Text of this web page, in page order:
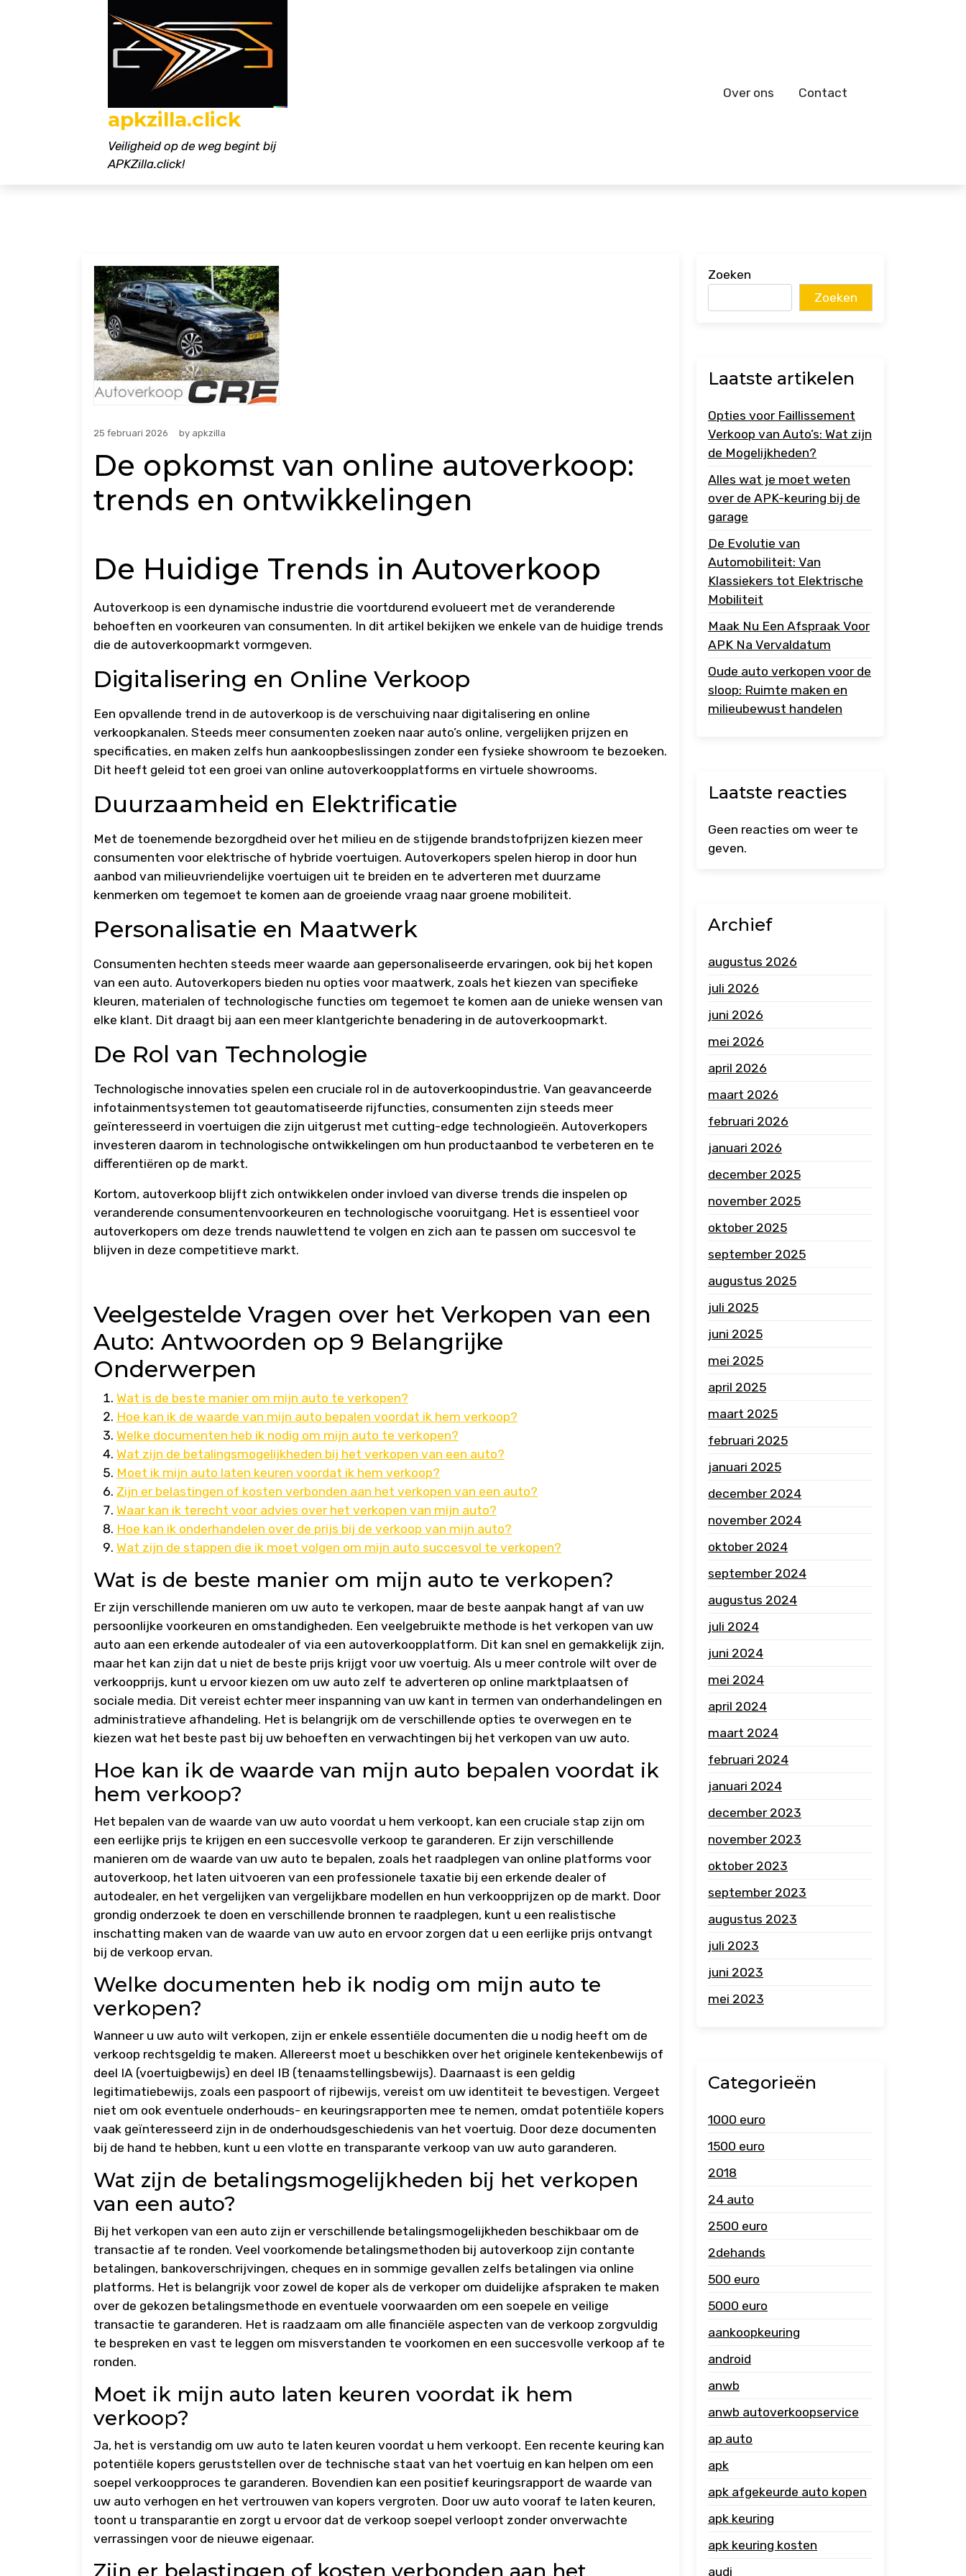
apkzilla.click
Veiligheid op de weg begint bij
APKZilla.click!
Over ons Contact
25 februari 2026 by apkzilla
De opkomst van online autoverkoop:
trends en ontwikkelingen
De Huidige Trends in Autoverkoop
Autoverkoop is een dynamische industrie die voortdurend evolueert met de veranderende
behoeften en voorkeuren van consumenten. In dit artikel bekijken we enkele van de huidige trends
die de autoverkoopmarkt vormgeven.
Digitalisering en Online Verkoop
Een opvallende trend in de autoverkoop is de verschuiving naar digitalisering en online
verkoopkanalen. Steeds meer consumenten zoeken naar auto’s online, vergelijken prijzen en
specificaties, en maken zelfs hun aankoopbeslissingen zonder een fysieke showroom te bezoeken.
Dit heeft geleid tot een groei van online autoverkoopplatforms en virtuele showrooms.
Duurzaamheid en Elektrificatie
Met de toenemende bezorgdheid over het milieu en de stijgende brandstofprijzen kiezen meer
consumenten voor elektrische of hybride voertuigen. Autoverkopers spelen hierop in door hun
aanbod van milieuvriendelijke voertuigen uit te breiden en te adverteren met duurzame
kenmerken om tegemoet te komen aan de groeiende vraag naar groene mobiliteit.
Personalisatie en Maatwerk
Consumenten hechten steeds meer waarde aan gepersonaliseerde ervaringen, ook bij het kopen
van een auto. Autoverkopers bieden nu opties voor maatwerk, zoals het kiezen van specifieke
kleuren, materialen of technologische functies om tegemoet te komen aan de unieke wensen van
elke klant. Dit draagt bij aan een meer klantgerichte benadering in de autoverkoopmarkt.
De Rol van Technologie
Technologische innovaties spelen een cruciale rol in de autoverkoopindustrie. Van geavanceerde
infotainmentsystemen tot geautomatiseerde rijfuncties, consumenten zijn steeds meer
geïnteresseerd in voertuigen die zijn uitgerust met cutting-edge technologieën. Autoverkopers
investeren daarom in technologische ontwikkelingen om hun productaanbod te verbeteren en te
differentiëren op de markt.
Kortom, autoverkoop blijft zich ontwikkelen onder invloed van diverse trends die inspelen op
veranderende consumentenvoorkeuren en technologische vooruitgang. Het is essentieel voor
autoverkopers om deze trends nauwlettend te volgen en zich aan te passen om succesvol te
blijven in deze competitieve markt.
Veelgestelde Vragen over het Verkopen van een
Auto: Antwoorden op 9 Belangrijke
Onderwerpen
Wat is de beste manier om mijn auto te verkopen?
Hoe kan ik de waarde van mijn auto bepalen voordat ik hem verkoop?
Welke documenten heb ik nodig om mijn auto te verkopen?
Wat zijn de betalingsmogelijkheden bij het verkopen van een auto?
Moet ik mijn auto laten keuren voordat ik hem verkoop?
Zijn er belastingen of kosten verbonden aan het verkopen van een auto?
Waar kan ik terecht voor advies over het verkopen van mijn auto?
Hoe kan ik onderhandelen over de prijs bij de verkoop van mijn auto?
Wat zijn de stappen die ik moet volgen om mijn auto succesvol te verkopen?
Wat is de beste manier om mijn auto te verkopen?
Er zijn verschillende manieren om uw auto te verkopen, maar de beste aanpak hangt af van uw
persoonlijke voorkeuren en omstandigheden. Een veelgebruikte methode is het verkopen van uw
auto aan een erkende autodealer of via een autoverkoopplatform. Dit kan snel en gemakkelijk zijn,
maar het kan zijn dat u niet de beste prijs krijgt voor uw voertuig. Als u meer controle wilt over de
verkoopprijs, kunt u ervoor kiezen om uw auto zelf te adverteren op online marktplaatsen of
sociale media. Dit vereist echter meer inspanning van uw kant in termen van onderhandelingen en
administratieve afhandeling. Het is belangrijk om de verschillende opties te overwegen en te
kiezen wat het beste past bij uw behoeften en verwachtingen bij het verkopen van uw auto.
Hoe kan ik de waarde van mijn auto bepalen voordat ik
hem verkoop?
Het bepalen van de waarde van uw auto voordat u hem verkoopt, kan een cruciale stap zijn om
een eerlijke prijs te krijgen en een succesvolle verkoop te garanderen. Er zijn verschillende
manieren om de waarde van uw auto te bepalen, zoals het raadplegen van online platforms voor
autoverkoop, het laten uitvoeren van een professionele taxatie bij een erkende dealer of
autodealer, en het vergelijken van vergelijkbare modellen en hun verkoopprijzen op de markt. Door
grondig onderzoek te doen en verschillende bronnen te raadplegen, kunt u een realistische
inschatting maken van de waarde van uw auto en ervoor zorgen dat u een eerlijke prijs ontvangt
bij de verkoop ervan.
Welke documenten heb ik nodig om mijn auto te
verkopen?
Wanneer u uw auto wilt verkopen, zijn er enkele essentiële documenten die u nodig heeft om de
verkoop rechtsgeldig te maken. Allereerst moet u beschikken over het originele kentekenbewijs of
deel IA (voertuigbewijs) en deel IB (tenaamstellingsbewijs). Daarnaast is een geldig
legitimatiebewijs, zoals een paspoort of rijbewijs, vereist om uw identiteit te bevestigen. Vergeet
niet om ook eventuele onderhouds- en keuringsrapporten mee te nemen, omdat potentiële kopers
vaak geïnteresseerd zijn in de onderhoudsgeschiedenis van het voertuig. Door deze documenten
bij de hand te hebben, kunt u een vlotte en transparante verkoop van uw auto garanderen.
Wat zijn de betalingsmogelijkheden bij het verkopen
van een auto?
Bij het verkopen van een auto zijn er verschillende betalingsmogelijkheden beschikbaar om de
transactie af te ronden. Veel voorkomende betalingsmethoden bij autoverkoop zijn contante
betalingen, bankoverschrijvingen, cheques en in sommige gevallen zelfs betalingen via online
platforms. Het is belangrijk voor zowel de koper als de verkoper om duidelijke afspraken te maken
over de gekozen betalingsmethode en eventuele voorwaarden om een soepele en veilige
transactie te garanderen. Het is raadzaam om alle financiële aspecten van de verkoop zorgvuldig
te bespreken en vast te leggen om misverstanden te voorkomen en een succesvolle verkoop af te
ronden.
Moet ik mijn auto laten keuren voordat ik hem
verkoop?
Ja, het is verstandig om uw auto te laten keuren voordat u hem verkoopt. Een recente keuring kan
potentiële kopers geruststellen over de technische staat van het voertuig en kan helpen om een
soepel verkoopproces te garanderen. Bovendien kan een positief keuringsrapport de waarde van
uw auto verhogen en het vertrouwen van kopers vergroten. Door uw auto vooraf te laten keuren,
toont u transparantie en zorgt u ervoor dat de verkoop soepel verloopt zonder onverwachte
verrassingen voor de nieuwe eigenaar.
Zijn er belastingen of kosten verbonden aan het
Zoeken
Zoeken
Laatste artikelen
Opties voor Faillissement
Verkoop van Auto’s: Wat zijn
de Mogelijkheden?
Alles wat je moet weten
over de APK-keuring bij de
garage
De Evolutie van
Automobiliteit: Van
Klassiekers tot Elektrische
Mobiliteit
Maak Nu Een Afspraak Voor
APK Na Vervaldatum
Oude auto verkopen voor de
sloop: Ruimte maken en
milieubewust handelen
Laatste reacties
Geen reacties om weer te
geven.
Archief
augustus 2026
juli 2026
juni 2026
mei 2026
april 2026
maart 2026
februari 2026
januari 2026
december 2025
november 2025
oktober 2025
september 2025
augustus 2025
juli 2025
juni 2025
mei 2025
april 2025
maart 2025
februari 2025
januari 2025
december 2024
november 2024
oktober 2024
september 2024
augustus 2024
juli 2024
juni 2024
mei 2024
april 2024
maart 2024
februari 2024
januari 2024
december 2023
november 2023
oktober 2023
september 2023
augustus 2023
juli 2023
juni 2023
mei 2023
Categorieën
1000 euro
1500 euro
2018
24 auto
2500 euro
2dehands
500 euro
5000 euro
aankoopkeuring
android
anwb
anwb autoverkoopservice
ap auto
apk
apk afgekeurde auto kopen
apk keuring
apk keuring kosten
audi